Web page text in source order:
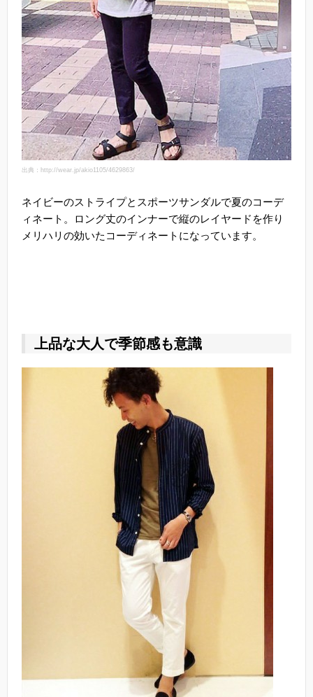
出典：http://wear.jp/akio1105/4629863/
ネイビーのストライプとスポーツサンダルで夏のコーデ
ィネート。ロング丈のインナーで縦のレイヤードを作り
メリハリの効いたコーディネートになっています。
上品な大人で季節感も意識